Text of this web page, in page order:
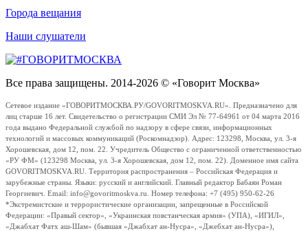
Города вещания
Наши слушатели
Все права защищены. 2014-2026 © «Говорит Москва»
Сетевое издание «ГОВОРИТМОСКВА.РУ/GOVORITMOSKVA.RU». Предназначено для
лиц старше 16 лет. Свидетельство о регистрации СМИ Эл № 77-64961 от 04 марта 2016
года выдано Федеральной службой по надзору в сфере связи, информационных
технологий и массовых коммуникаций (Роскомнадзор). Адрес: 123298, Москва, ул. 3-я
Хорошевская, дом 12, пом. 22. Учредитель Общество с ограниченной ответственностью
«РУ ФМ» (123298 Москва, ул. 3-я Хорошевская, дом 12, пом. 22). Доменное имя сайта
GOVORITMOSKVA.RU. Территория распространения – Российская Федерация и
зарубежные страны. Языки: русский и английский. Главный редактор Бабаян Роман
Георгиевич. Email: info@govoritmoskva.ru. Номер телефона: +7 (495) 950-62-26
*Экстремистские и террористические организации, запрещенные в Российской
Федерации: «Правый сектор», «Украинская повстанческая армия» (УПА), «ИГИЛ»,
«Джабхат Фатх аш-Шам» (бывшая «Джабхат ан-Нусра», «Джебхат ан-Нусра»),